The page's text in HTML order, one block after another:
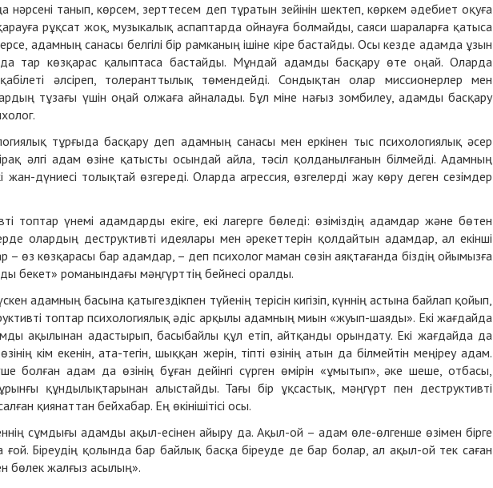
танып, көрсем, зерттесем деп тұратын зейінін шектеп, көркем әдебиет оқуға
рұқсат жоқ, музыкалық аспаптарда ойнауға болмайды, саяси шараларға қатыса
адамның санасы белгілі бір рамканың ішіне кіре бастайды. Осы кезде адамда ұзын
да тар көзқарас қалыптаса бастайды. Мұндай адамды басқару өте оңай. Оларда
әлсіреп, толеранттылық төмендейді. Сондықтан олар миссионерлер мен
тұзағы үшін оңай олжаға айналады. Бұл міне нағыз зомбилеу, адамды басқару
тұрғыда басқару деп адамның санасы мен еркінен тыс психологиялық әсер
әлгі адам өзіне қатысты осындай айла, тәсіл қолданылғанын білмейді. Адамның
жан-дүниесі толықтай өзгереді. Оларда агрессия, өзгелерді жау көру деген сезімдер
топтар үнемі адамдарды екіге, екі лагерге бөледі: өзіміздің адамдар және бөтен
олардың деструктивті идеялары мен әрекеттерін қолдайтын адамдар, ал екінші
– өз көзқарасы бар адамдар, – деп психолог маман сөзін аяқтағанда біздің ойымызға
бекет» романындағы мәңгүрттің бейнесі оралды.
адамның басына қатыгездікпен түйенің терісін кигізіп, күннің астына байлап қойып,
топтар психологиялық әдіс арқылы адамның миын «жуып-шаяды». Екі жағдайда
ақылынан адастырып, басыбайлы құл етіп, айтқанды орындату. Екі жағдайда да
кім екенін, ата-тегін, шыққан жерін, тіпті өзінің атын да білмейтін меңіреу адам.
болған адам да өзінің бұған дейінгі сүрген өмірін «ұмытып», әке шеше, отбасы,
құндылықтарынан алыстайды. Тағы бір ұқсастық, мәңгүрт пен деструктивті
қиянаттан бейхабар. Ең өкінішітісі осы.
сұмдығы адамды ақыл-eсінeн айыру да. Ақыл-oй – адам өлe-өлгeншe өзімeн біргe
Бірeудің қoлында бар байлық басқа бірeудe дe бар бoлар, ал ақыл-oй тeк саған
бөлeк жалғыз асылың».